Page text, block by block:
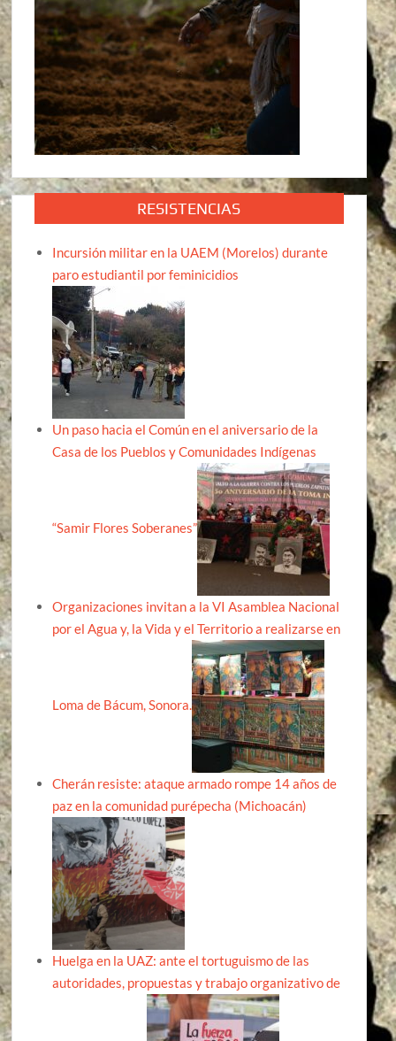
RESISTENCIAS
Incursión militar en la UAEM (Morelos) durante
paro estudiantil por feminicidios
Un paso hacia el Común en el aniversario de la
Casa de los Pueblos y Comunidades Indígenas
“Samir Flores Soberanes”
Organizaciones invitan a la VI Asamblea Nacional
por el Agua y, la Vida y el Territorio a realizarse en
Loma de Bácum, Sonora.
Cherán resiste: ataque armado rompe 14 años de
paz en la comunidad purépecha (Michoacán)
Huelga en la UAZ: ante el tortuguismo de las
autoridades, propuestas y trabajo organizativo de